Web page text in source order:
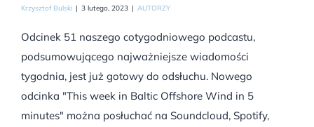
Krzysztof Bulski | 3 lutego, 2023 | AUTORZY
Odcinek 51 naszego cotygodniowego podcastu,
podsumowującego najważniejsze wiadomości
tygodnia, jest już gotowy do odsłuchu. Nowego
odcinka "This week in Baltic Offshore Wind in 5
minutes" można posłuchać na Soundcloud, Spotify,